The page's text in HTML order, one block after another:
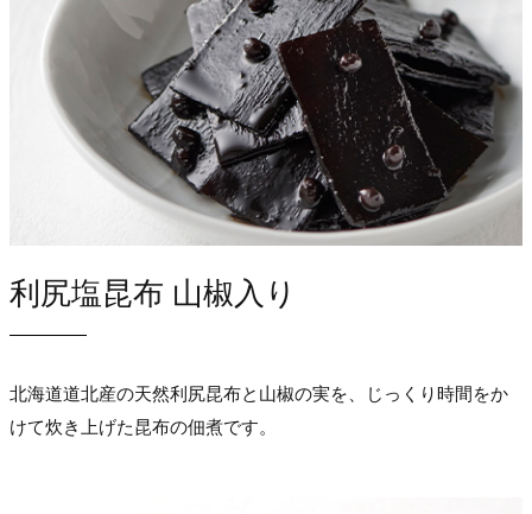
利尻塩昆布 山椒入り
北海道道北産の天然利尻昆布と山椒の実を、じっくり時間をか
けて炊き上げた昆布の佃煮です。